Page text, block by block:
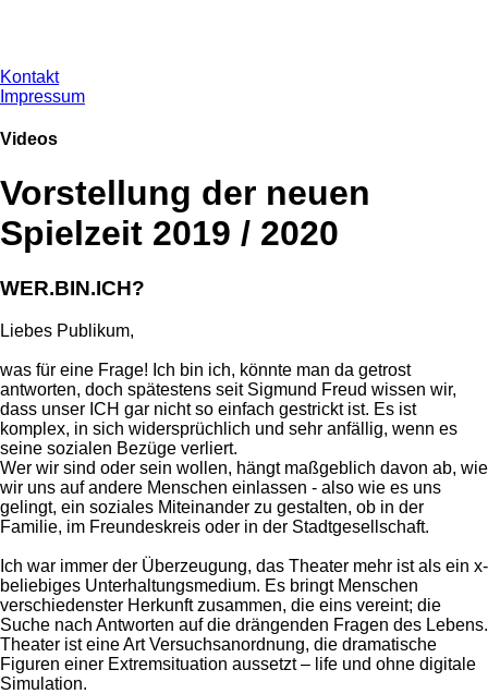
Kontakt
Impressum
Videos
Vorstellung der neuen
Spielzeit 2019 / 2020
WER.BIN.ICH?
Liebes Publikum,
was für eine Frage! Ich bin ich, könnte man da getrost
antworten, doch spätestens seit Sigmund Freud wissen wir,
dass unser ICH gar nicht so einfach gestrickt ist. Es ist
komplex, in sich widersprüchlich und sehr anfällig, wenn es
seine sozialen Bezüge verliert.
Wer wir sind oder sein wollen, hängt maßgeblich davon ab, wie
wir uns auf andere Menschen einlassen - also wie es uns
gelingt, ein soziales Miteinander zu gestalten, ob in der
Familie, im Freundeskreis oder in der Stadtgesellschaft.
Ich war immer der Überzeugung, das Theater mehr ist als ein x-
beliebiges Unterhaltungsmedium. Es bringt Menschen
verschiedenster Herkunft zusammen, die eins vereint; die
Suche nach Antworten auf die drängenden Fragen des Lebens.
Theater ist eine Art Versuchsanordnung, die dramatische
Figuren einer Extremsituation aussetzt – life und ohne digitale
Simulation.